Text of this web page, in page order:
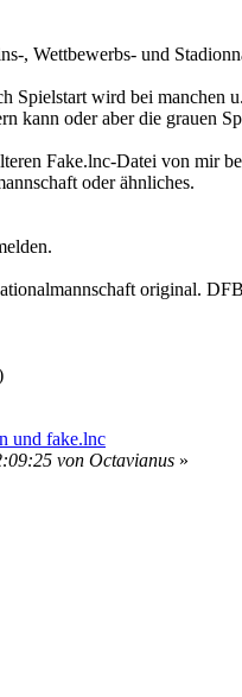
, Wettbewerbs- und
Spielstart wird bei manchen
kann oder aber die grauen
Fake.lnc-Datei von mir
oder ähnliches.
original.
und fake.lnc
von Octavianus »